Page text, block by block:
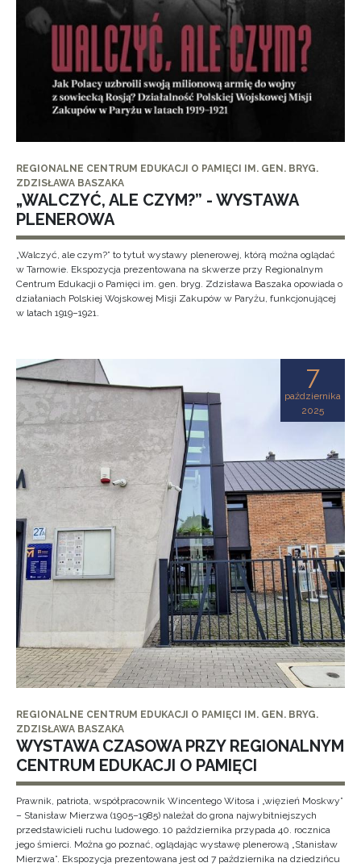
REGIONALNE CENTRUM EDUKACJI O PAMIĘCI IM. GEN. BRYG.
ZDZISŁAWA BASZAKA
„WALCZYĆ, ALE CZYM?” - WYSTAWA
PLENEROWA
„Walczyć, ale czym?” to tytuł wystawy plenerowej, którą można oglądać
w Tarnowie. Ekspozycja prezentowana na skwerze przy Regionalnym
Centrum Edukacji o Pamięci im. gen. bryg. Zdzisława Baszaka opowiada o
działaniach Polskiej Wojskowej Misji Zakupów w Paryżu, funkcjonującej
w latach 1919–1921.
7
października
2025
REGIONALNE CENTRUM EDUKACJI O PAMIĘCI IM. GEN. BRYG.
ZDZISŁAWA BASZAKA
WYSTAWA CZASOWA PRZY REGIONALNYM
CENTRUM EDUKACJI O PAMIĘCI
Prawnik, patriota, współpracownik Wincentego Witosa i „więzień Moskwy”
– Stanisław Mierzwa (1905–1985) należał do grona najwybitniejszych
przedstawicieli ruchu ludowego. 10 października przypada 40. rocznica
jego śmierci. Można go poznać, oglądając wystawę plenerową „Stanisław
Mierzwa”. Ekspozycja prezentowana jest od 7 października na dziedzińcu